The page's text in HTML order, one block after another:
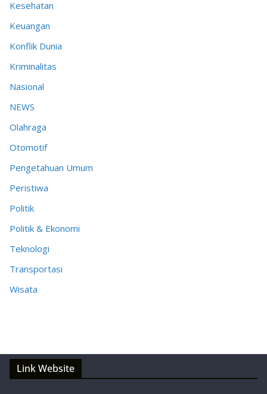
Kesehatan
Keuangan
Konflik Dunia
Kriminalitas
Nasional
NEWS
Olahraga
Otomotif
Pengetahuan Umum
Peristiwa
Politik
Politik & Ekonomi
Teknologi
Transportasi
Wisata
Link Website